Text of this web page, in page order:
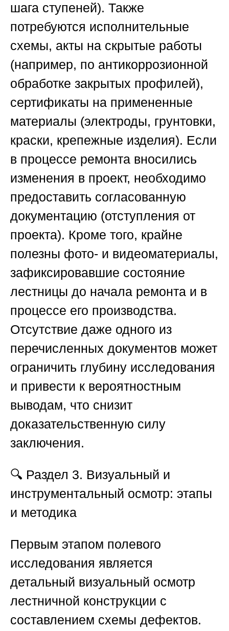
шага ступеней). Также
потребуются исполнительные
схемы, акты на скрытые работы
(например, по антикоррозионной
обработке закрытых профилей),
сертификаты на примененные
материалы (электроды, грунтовки,
краски, крепежные изделия). Если
в процессе ремонта вносились
изменения в проект, необходимо
предоставить согласованную
документацию (отступления от
проекта). Кроме того, крайне
полезны фото- и видеоматериалы,
зафиксировавшие состояние
лестницы до начала ремонта и в
процессе его производства.
Отсутствие даже одного из
перечисленных документов может
ограничить глубину исследования
и привести к вероятностным
выводам, что снизит
доказательственную силу
заключения.
🔍 Раздел 3. Визуальный и
инструментальный осмотр: этапы
и методика
Первым этапом полевого
исследования является
детальный визуальный осмотр
лестничной конструкции с
составлением схемы дефектов.